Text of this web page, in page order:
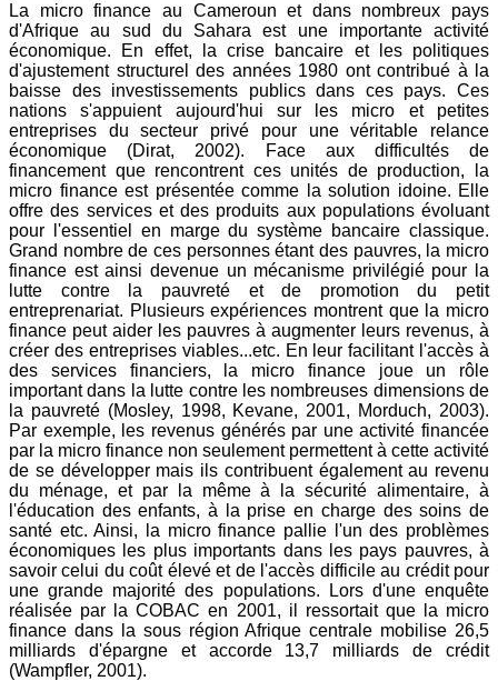
La micro finance au Cameroun et dans nombreux pays
d'Afrique au sud du Sahara est une importante activité
économique. En effet, la crise bancaire et les politiques
d'ajustement structurel des années 1980 ont contribué à la
baisse des investissements publics dans ces pays. Ces
nations s'appuient aujourd'hui sur les micro et petites
entreprises du secteur privé pour une véritable relance
économique (Dirat, 2002). Face aux difficultés de
financement que rencontrent ces unités de production, la
micro finance est présentée comme la solution idoine. Elle
offre des services et des produits aux populations évoluant
pour l'essentiel en marge du système bancaire classique.
Grand nombre de ces personnes étant des pauvres, la micro
finance est ainsi devenue un mécanisme privilégié pour la
lutte contre la pauvreté et de promotion du petit
entreprenariat. Plusieurs expériences montrent que la micro
finance peut aider les pauvres à augmenter leurs revenus, à
créer des entreprises viables...etc. En leur facilitant l'accès à
des services financiers, la micro finance joue un rôle
important dans la lutte contre les nombreuses dimensions de
la pauvreté (Mosley, 1998, Kevane, 2001, Morduch, 2003).
Par exemple, les revenus générés par une activité financée
par la micro finance non seulement permettent à cette activité
de se développer mais ils contribuent également au revenu
du ménage, et par la même à la sécurité alimentaire, à
l'éducation des enfants, à la prise en charge des soins de
santé etc. Ainsi, la micro finance pallie l'un des problèmes
économiques les plus importants dans les pays pauvres, à
savoir celui du coût élevé et de l'accès difficile au crédit pour
une grande majorité des populations. Lors d'une enquête
réalisée par la COBAC en 2001, il ressortait que la micro
finance dans la sous région Afrique centrale mobilise 26,5
milliards d'épargne et accorde 13,7 milliards de crédit
(Wampfler, 2001).